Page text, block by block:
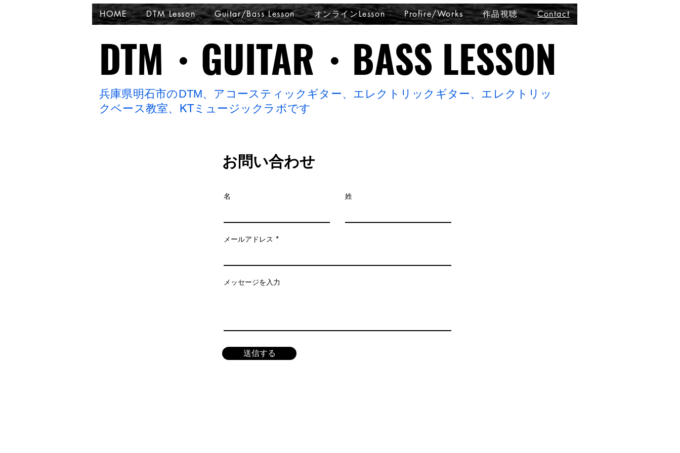
HOME DTM Lesson Guitar/Bass Lesson オンラインLesson Profire/Works 作品視聴 Contact
DTM・GUITAR・BASS LESSON
DTM・GUITAR・BASS LESSON
兵庫県明石市のDTM、アコースティックギター、エレクトリックギター、エレクトリッ
クベース教室、 KTミュージックラボです
お問い合わせ
名 姓
メールアドレス
メッセージを入力
送信する